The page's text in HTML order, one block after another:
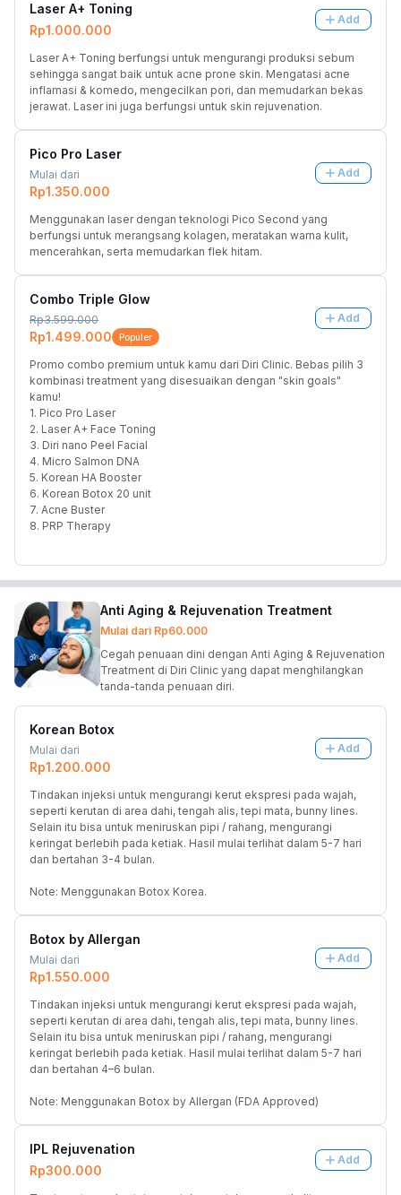
Laser A+ Toning
Rp1.000.000
Add
Laser A+ Toning berfungsi untuk mengurangi produksi sebum
sehingga sangat baik untuk acne prone skin. Mengatasi acne
inflamasi & komedo, mengecilkan pori, dan memudarkan bekas
jerawat. Laser ini juga berfungsi untuk skin rejuvenation.
Pico Pro Laser
Mulai dari
Rp1.350.000
Add
Menggunakan laser dengan teknologi Pico Second yang
berfungsi untuk merangsang kolagen, meratakan warna kulit,
mencerahkan, serta memudarkan flek hitam.
Combo Triple Glow
Rp3.599.000
Rp1.499.000 Populer
Add
Promo combo premium untuk kamu dari Diri Clinic. Bebas pilih 3
kombinasi treatment yang disesuaikan dengan "skin goals"
kamu!
1. Pico Pro Laser
2. Laser A+ Face Toning
3. Diri nano Peel Facial
4. Micro Salmon DNA
5. Korean HA Booster
6. Korean Botox 20 unit
7. Acne Buster
8. PRP Therapy
Anti Aging & Rejuvenation Treatment
Mulai dari Rp60.000
Cegah penuaan dini dengan Anti Aging & Rejuvenation
Treatment di Diri Clinic yang dapat menghilangkan
tanda-tanda penuaan diri.
Korean Botox
Mulai dari
Rp1.200.000
Add
Tindakan injeksi untuk mengurangi kerut ekspresi pada wajah,
seperti kerutan di area dahi, tengah alis, tepi mata, bunny lines.
Selain itu bisa untuk meniruskan pipi / rahang, mengurangi
keringat berlebih pada ketiak. Hasil mulai terlihat dalam 5-7 hari
dan bertahan 3-4 bulan.
Note: Menggunakan Botox Korea.
Botox by Allergan
Mulai dari
Rp1.550.000
Add
Tindakan injeksi untuk mengurangi kerut ekspresi pada wajah,
seperti kerutan di area dahi, tengah alis, tepi mata, bunny lines.
Selain itu bisa untuk meniruskan pipi / rahang, mengurangi
keringat berlebih pada ketiak. Hasil mulai terlihat dalam 5-7 hari
dan bertahan 4–6 bulan.
Note: Menggunakan Botox by Allergan (FDA Approved)
IPL Rejuvenation
Rp300.000
Add